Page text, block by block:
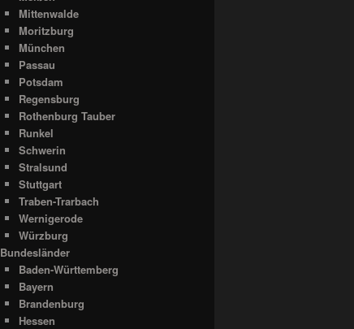
Mittenwalde
Moritzburg
München
Passau
Potsdam
Regensburg
Rothenburg Tauber
Runkel
Schwerin
Stralsund
Stuttgart
Traben-Trarbach
Wernigerode
Würzburg
Bundesländer
Baden-Württemberg
Bayern
Brandenburg
Hessen